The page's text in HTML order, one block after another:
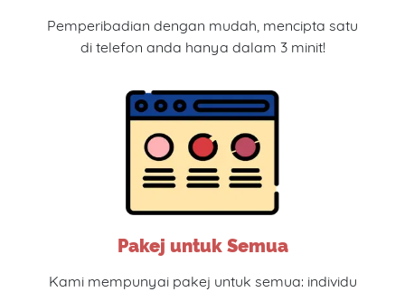
Pemperibadian dengan mudah, mencipta satu
di telefon anda hanya dalam 3 minit!
Pakej untuk Semua
Kami mempunyai pakej untuk semua: individu